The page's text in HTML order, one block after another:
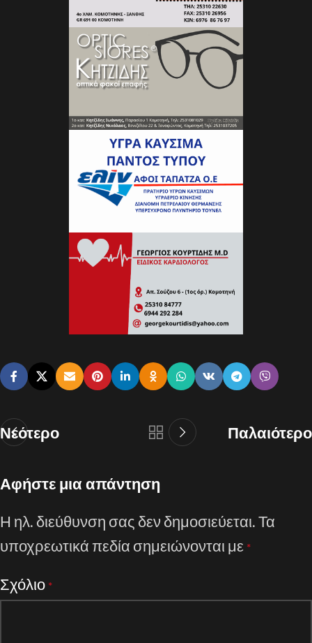
Νεότερο Παλαιότερο
Αφήστε μια απάντηση
Η ηλ. διεύθυνση σας δεν δημοσιεύεται.Τα
υποχρεωτικά πεδία σημειώνονται με *
Σχόλιο *